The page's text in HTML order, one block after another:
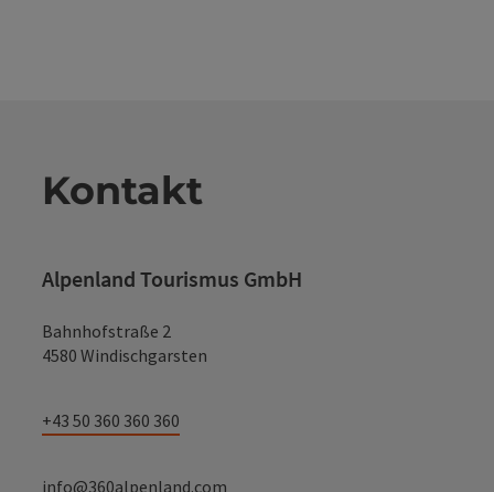
Kontakt
Alpenland Tourismus GmbH
Bahnhofstraße 2
4580 Windischgarsten
+43 50 360 360 360
info@360alpenland.com